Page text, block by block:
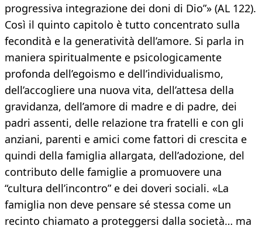
progressiva integrazione dei doni di Dio”» (AL 122).
Così il quinto capitolo è tutto concentrato sulla
fecondità e la generatività dell’amore. Si parla in
maniera spiritualmente e psicologicamente
profonda dell’egoismo e dell’individualismo,
dell’accogliere una nuova vita, dell’attesa della
gravidanza, dell’amore di madre e di padre, dei
padri assenti, delle relazione tra fratelli e con gli
anziani, parenti e amici come fattori di crescita e
quindi della famiglia allargata, dell’adozione, del
contributo delle famiglie a promuovere una
“cultura dell’incontro” e dei doveri sociali. «La
famiglia non deve pensare sé stessa come un
recinto chiamato a proteggersi dalla società… ma